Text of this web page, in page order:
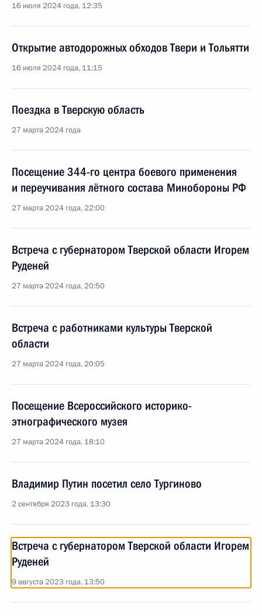
16 июля 2024 года, 12:35
Открытие автодорожных обходов Твери и Тольятти
16 июля 2024 года, 11:15
Поездка в Тверскую область
27 марта 2024 года
Посещение 344-го центра боевого применения
и переучивания лётного состава Минобороны РФ
27 марта 2024 года, 22:00
Встреча с губернатором Тверской области Игорем
Руденей
27 марта 2024 года, 20:50
Встреча с работниками культуры Тверской
области
27 марта 2024 года, 20:05
Посещение Всероссийского историко-
этнографического музея
27 марта 2024 года, 18:10
Владимир Путин посетил село Тургиново
2 сентября 2023 года, 13:30
Встреча с губернатором Тверской области Игорем
Руденей
9 августа 2023 года, 13:50